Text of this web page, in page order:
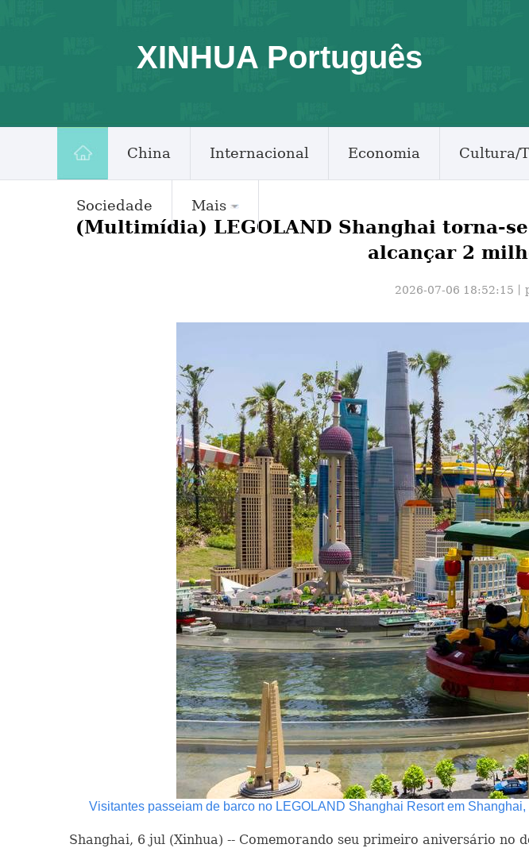
XINHUA Português
China Internacional Economia Cultura/
Sociedade Mais
(Multimídia) LEGOLAND Shanghai torna-
alcançar 2
2026-07-06 18:52:15丨
Visitantes passeiam de barco no LEGOLAND Shanghai Resort em
Shanghai, 6 jul (Xinhua) -- Comemorando seu primeiro aniversário no